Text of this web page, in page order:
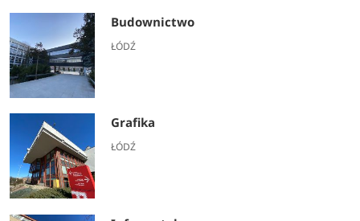
Budownictwo
ŁÓDŹ
Grafika
ŁÓDŹ